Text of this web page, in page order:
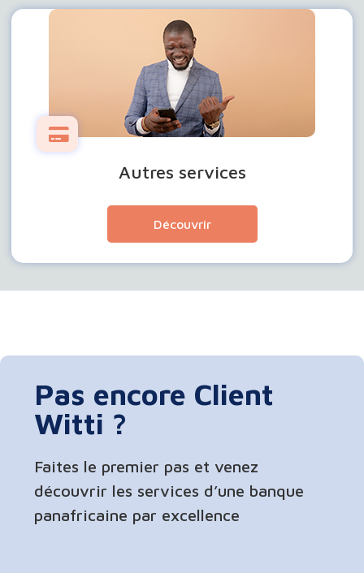
Autres services
Découvrir
Pas encore Client
Witti ?
Faites le premier pas et venez
découvrir les services d’une banque
panafricaine par excellence